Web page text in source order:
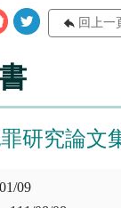
回上一
研究論文
09